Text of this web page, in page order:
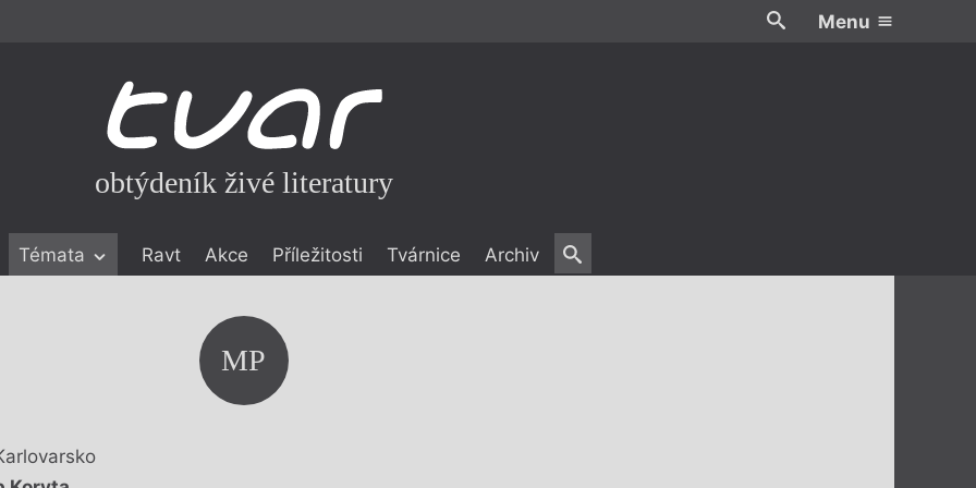
Menu
obtýdeník živé literatury
Témata Ravt Akce Příležitosti Tvárnice Archiv
MP